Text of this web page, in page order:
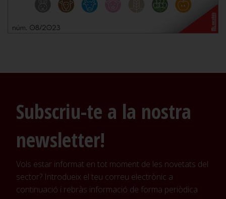
Subscriu-te a la nostra
newsletter!
Vols estar informat en tot moment de les novetats del
sector? Introdueix el teu correu electrònic a
continuació i rebràs informació de forma periòdica